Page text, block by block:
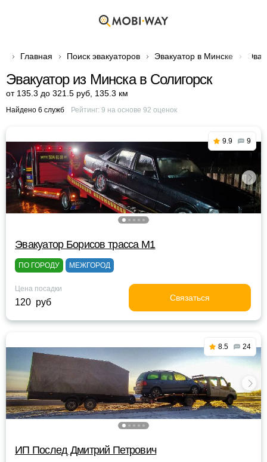
Главная Поиск эвакуаторов Эвакуатор в Минске
Эвакуатор из Минска в Солигорск
от 135.3 до 321.5 руб 135.3 км
Найдено 6 служб Рейтинг: 9 на основе 92 оценок
9.9 9
Эвакуатор Борисов трасса М1
ПО ГОРОДУ МЕЖГОРОД
Цена посадки
120 руб Связаться
8.5 24
ИП Послед Дмитрий Петрович